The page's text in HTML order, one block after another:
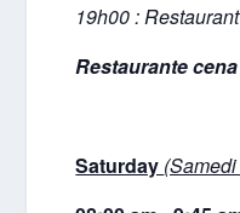
19h00 : Restaurant
Restaurantecena
Saturday